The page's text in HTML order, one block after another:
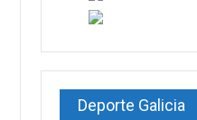
Deporte Galicia